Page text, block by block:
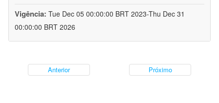
Vigência: Tue Dec 05 00:00:00 BRT 2023-Thu Dec 31
00:00:00 BRT 2026
Anterior Próximo